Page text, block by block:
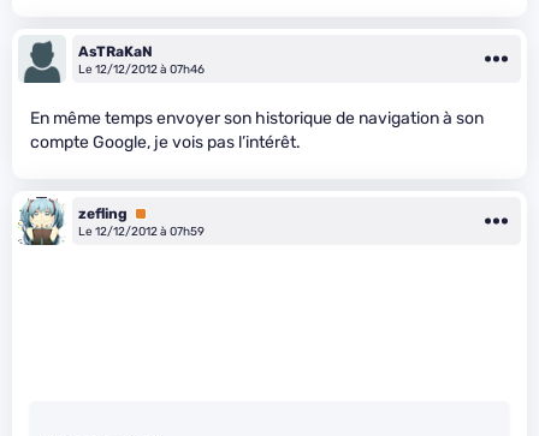
AsTRaKaN
Le 12/12/2012 à 07h46
En même temps envoyer son historique de navigation à son
compte Google, je vois pas l’intérêt.
zefling
Premium
Le 12/12/2012 à 07h59